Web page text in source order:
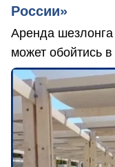
России»
Аренда шезлонга
может обойтись